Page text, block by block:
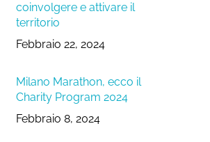
coinvolgere e attivare il
territorio
Febbraio 22, 2024
Milano Marathon, ecco il
Charity Program 2024
Febbraio 8, 2024